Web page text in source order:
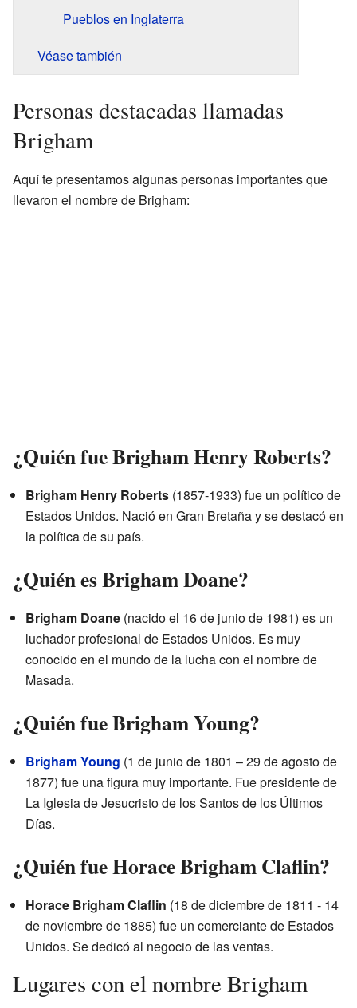
Pueblos en Inglaterra
Véase también
Personas destacadas llamadas
Brigham
Aquí te presentamos algunas personas importantes que
llevaron el nombre de Brigham:
¿Quién fue Brigham Henry Roberts?
Brigham Henry Roberts (1857-1933) fue un político de
Estados Unidos. Nació en Gran Bretaña y se destacó en
la política de su país.
¿Quién es Brigham Doane?
Brigham Doane (nacido el 16 de junio de 1981) es un
luchador profesional de Estados Unidos. Es muy
conocido en el mundo de la lucha con el nombre de
Masada.
¿Quién fue Brigham Young?
Brigham Young (1 de junio de 1801 – 29 de agosto de
1877) fue una figura muy importante. Fue presidente de
La Iglesia de Jesucristo de los Santos de los Últimos
Días.
¿Quién fue Horace Brigham Claflin?
Horace Brigham Claflin (18 de diciembre de 1811 - 14
de noviembre de 1885) fue un comerciante de Estados
Unidos. Se dedicó al negocio de las ventas.
Lugares con el nombre Brigham